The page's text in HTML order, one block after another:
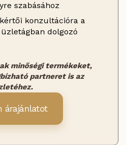
szabásához
konzultációra a
dolgozó
minőségi termékeket,
partneret is az
árajánlatot